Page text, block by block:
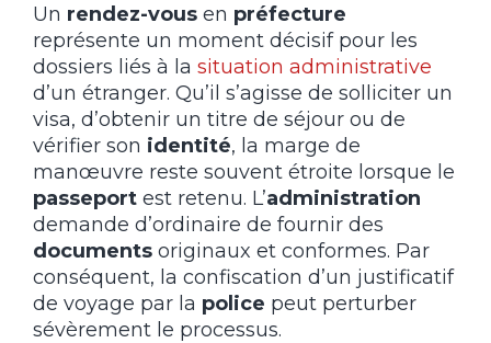
Un rendez-vous en préfecture
représente un moment décisif pour les
dossiers liés à la situation administrative
d’un étranger. Qu’il s’agisse de solliciter un
visa, d’obtenir un titre de séjour ou de
vérifier son identité, la marge de
manœuvre reste souvent étroite lorsque le
passeport est retenu. L’administration
demande d’ordinaire de fournir des
documents originaux et conformes. Par
conséquent, la confiscation d’un justificatif
de voyage par la police peut perturber
sévèrement le processus.